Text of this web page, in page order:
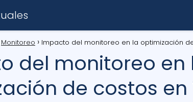
Monitoreo Impacto del monitoreo en la optimización
del monitoreo en
de costos en